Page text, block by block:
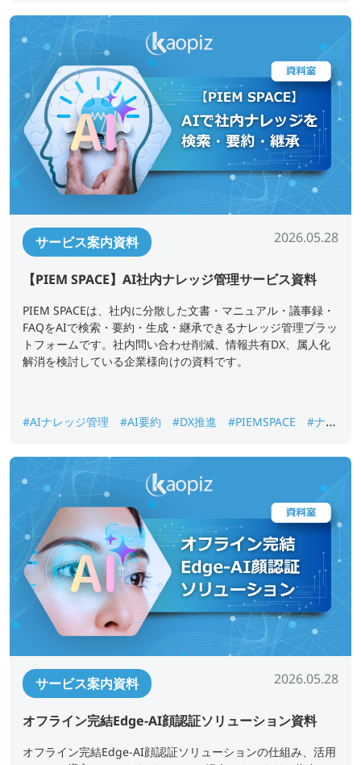
サービス案内資料 2026.05.28
【PIEM SPACE】AI社内ナレッジ管理サービス資料
PIEM SPACEは、社内に分散した文書・マニュアル・議事録・
FAQをAIで検索・要約・生成・継承できるナレッジ管理プラッ
トフォームです。社内問い合わせ削減、情報共有DX、属人化
解消を検討している企業様向けの資料です。
#AIナレッジ管理 #AI要約 #DX推進 #PIEMSPACE
#ナレ
サービス案内資料 2026.05.28
オフライン完結Edge-AI顔認証ソリューション資料
オフライン完結Edge-AI顔認証ソリューションの仕組み、活用